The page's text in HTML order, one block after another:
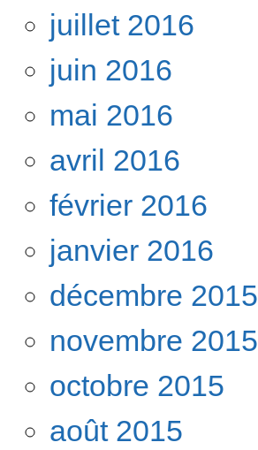
juillet 2016
juin 2016
mai 2016
avril 2016
février 2016
janvier 2016
décembre 2015
novembre 2015
octobre 2015
août 2015